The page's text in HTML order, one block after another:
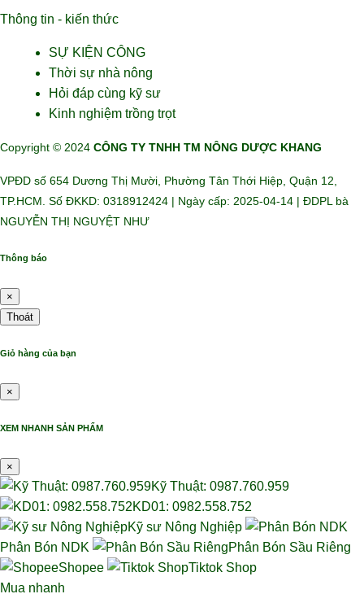
Thông tin - kiến thức
SỰ KIỆN CÔNG
Thời sự nhà nông
Hỏi đáp cùng kỹ sư
Kinh nghiệm trồng trọt
Copyright © 2024 CÔNG TY TNHH TM NÔNG DƯỢC KHANG
VPĐD số 654 Dương Thị Mười, Phường Tân Thới Hiệp, Quận 12,
TP.HCM. Số ĐKKD: 0318912424 | Ngày cấp: 2025-04-14 | ĐDPL bà
NGUYỄN THỊ NGUYỆT NHƯ
Thông báo
×
Thoát
Giỏ hàng của bạn
×
XEM NHANH SẢN PHẨM
×
Kỹ Thuật: 0987.760.959
KD01: 0982.558.752
Kỹ sư Nông Nghiệp
Phân Bón NDK
Phân Bón Sầu Riêng
Shopee
Tiktok Shop
Mua nhanh